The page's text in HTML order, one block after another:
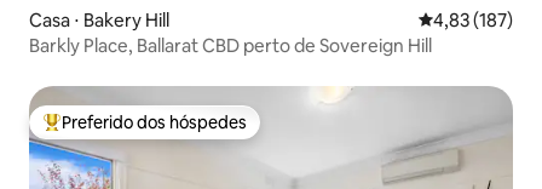
Casa ⋅ Bakery Hill 4,83 de uma
4,83 (187)
Barkly Place, Ballarat CBD perto de Sovereign Hill
Entre os melhores preferidos dos hóspedes
Preferido dos hóspedes